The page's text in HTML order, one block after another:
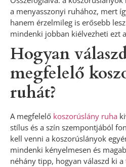
a menyasszonyi ruhához, mert
hanem érzelmileg is erősebb
mindenki jobban kiélvezheti ezt
Hogyan
megfelelő
ruhát?
A megfelelő koszorúslány ruha
stílus és a szín szempontjából
kell venni a koszorúslányok
mindenki kényelmesen és
néhány tipp, hogyan válaszd ki